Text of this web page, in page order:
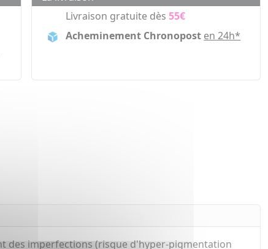
Livraison gratuite dès55€
Acheminement Chronopost en 24h*
des imperfections (risque d'hyper-pigmentation